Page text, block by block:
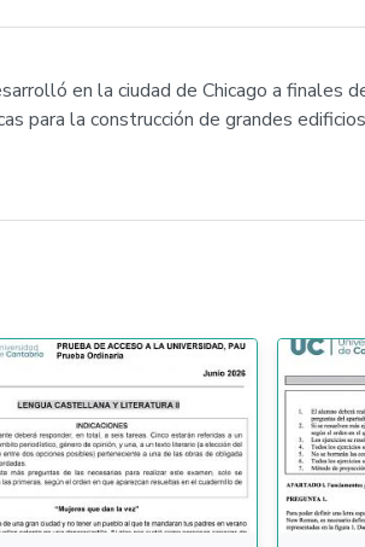
en la ciudad de Chicago a finales
para la construcción de grandes edificios